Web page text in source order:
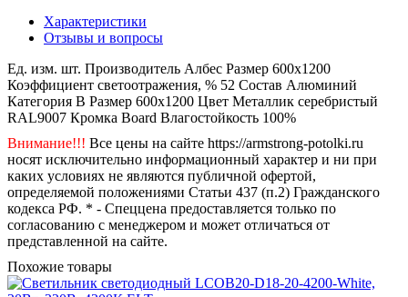
Характеристики
Отзывы и вопросы
Ед. изм. шт. Производитель Албес Размер 600x1200
Коэффициент светоотражения, % 52 Состав Алюминий
Категория B Размер 600x1200 Цвет Металлик серебристый
RAL9007 Кромка Board Влагостойкость 100%
Внимание!!! Все цены на сайте https://armstrong-potolki.ru
носят исключительно информационный характер и ни при
каких условиях не являются публичной офертой,
определяемой положениями Статьи 437 (п.2) Гражданского
кодекса РФ. * - Спеццена предоставляется только по
согласованию с менеджером и может отличаться от
представленной на сайте.
Похожие товары